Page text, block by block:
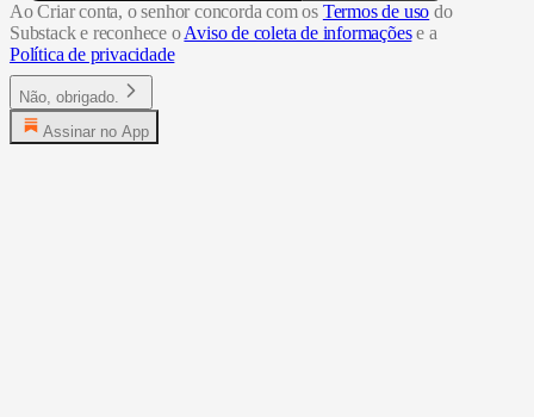
Ao Criar conta, o senhor concorda com os Termos de uso do
Substack e reconhece oAviso de coleta de informaçõese a
Política de privacidade
Não, obrigado.
Assinar no App